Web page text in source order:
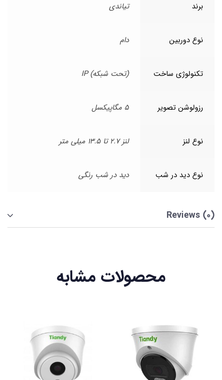
برند تیاندی
نوع دوربین دام
تکنولوژی ساخت (تحت شبکه) IP
رزولوشن تصویر 5 مگاپیکسل
نوع لنز لنز 2.7 تا 13.5 میلی متر
نوع دید در شب دید در شب رنگی
Reviews (0)
محصولات مشابه